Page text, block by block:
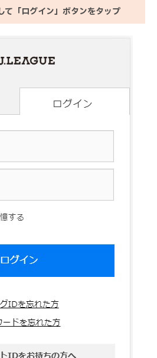
「ログイン」ボタンをタップ